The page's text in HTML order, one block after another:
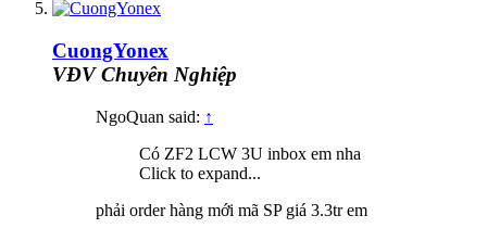
CuongYonex
VĐV Chuyên Nghiệp
NgoQuan said: ↑
Có ZF2 LCW 3U inbox em nha
Click to expand...
phải order hàng mới mã SP giá 3.3tr em